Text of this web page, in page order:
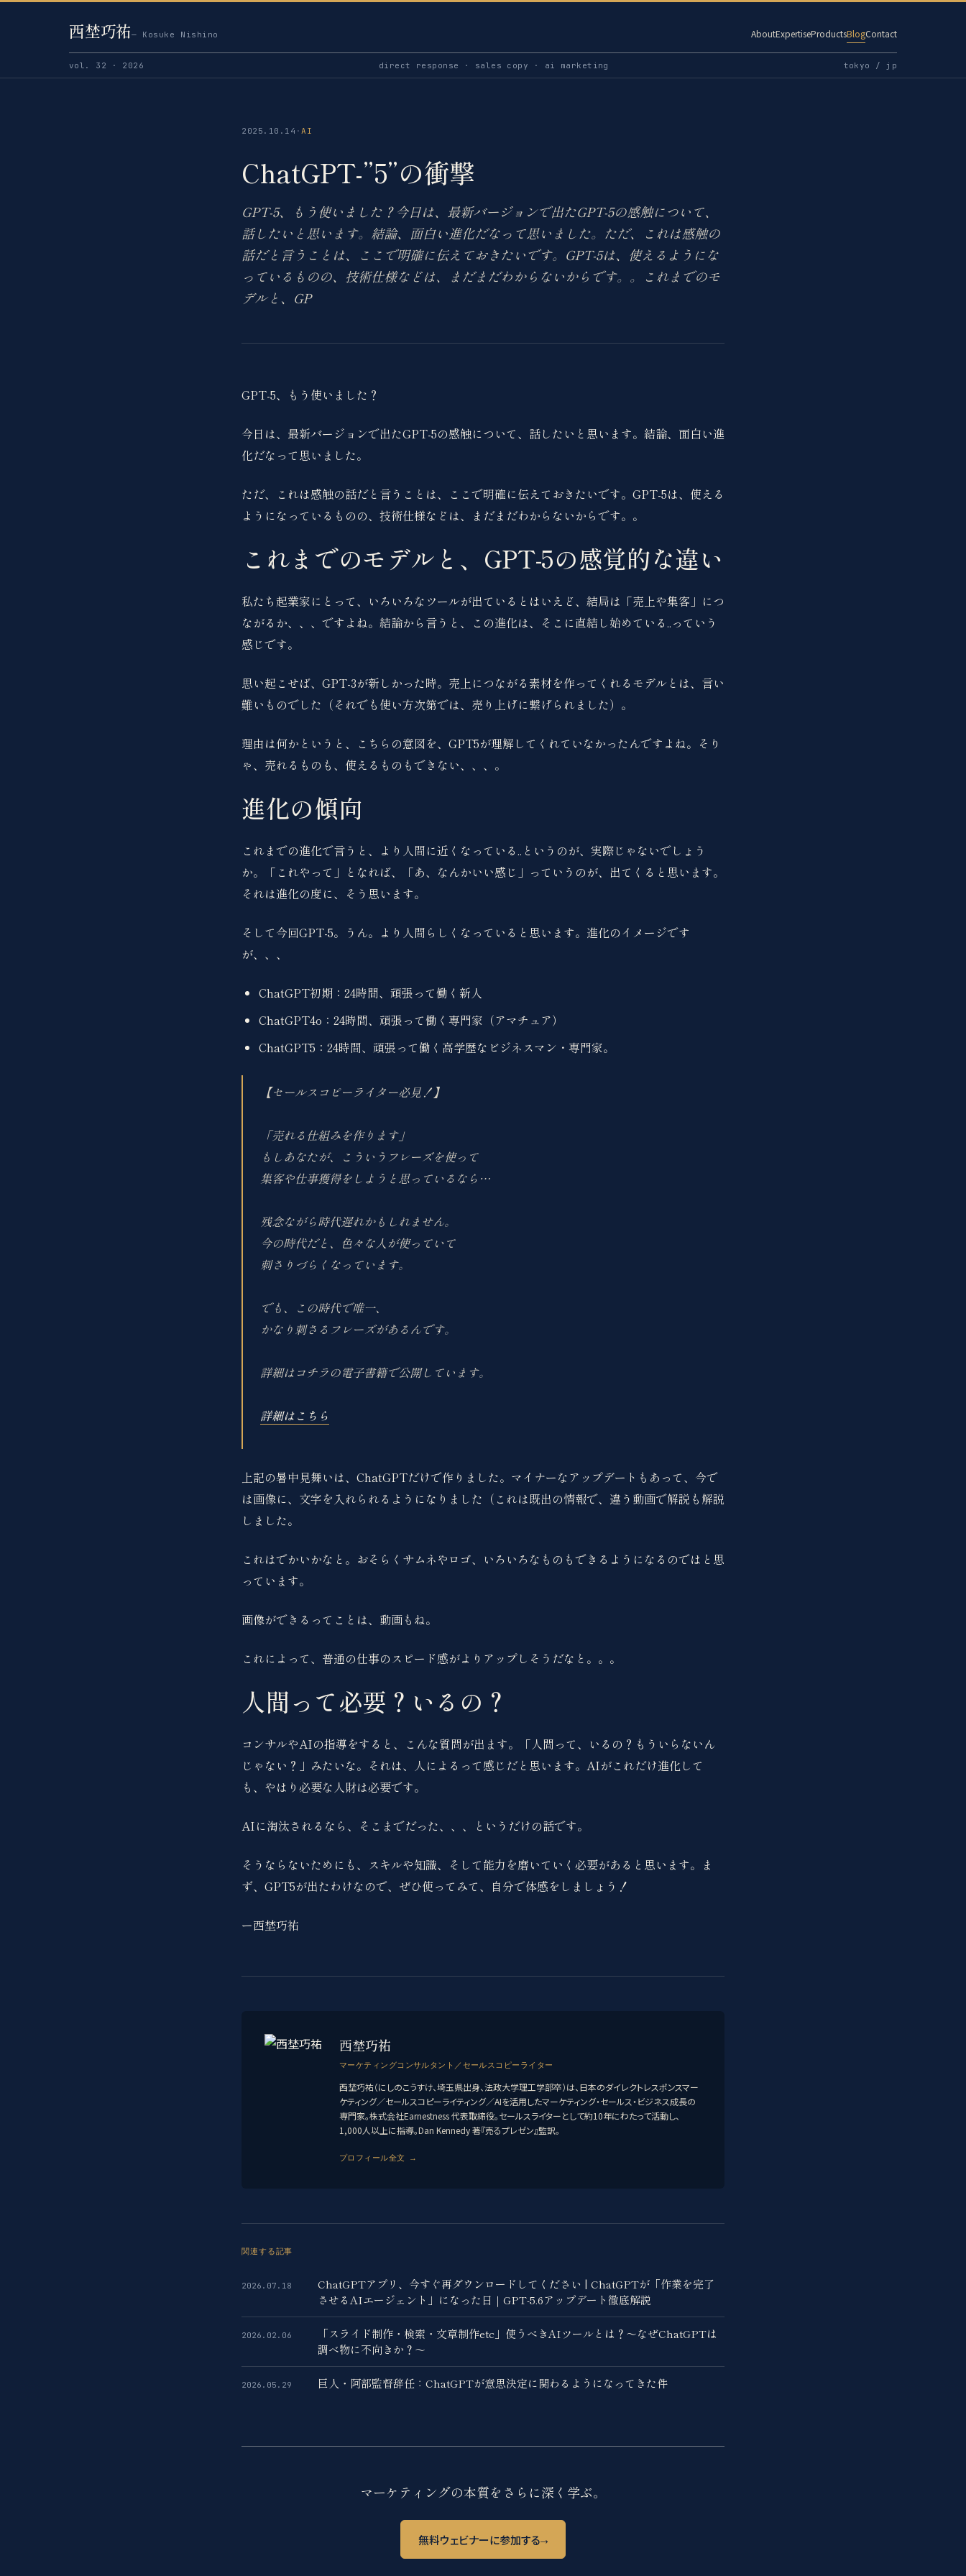
西埜巧祐— Kosuke Nishino AboutExpertiseProductsBlogContact
vol. 32 · 2026 direct response · sales copy · ai marketing tokyo / jp
2025.10.14 ·AI
ChatGPT-”5”の衝撃
GPT-5、もう使いました？今日は、最新バージョンで出たGPT-5の感触について、
話したいと思います。結論、面白い進化だなって思いました。ただ、これは感触の
話だと言うことは、ここで明確に伝えておきたいです。GPT-5は、使えるようにな
っているものの、技術仕様などは、まだまだわからないからです。。これまでのモ
デルと、GP
GPT-5、もう使いました？
今日は、最新バージョンで出たGPT-5の感触について、話したいと思います。結論、面白い進
化だなって思いました。
ただ、これは感触の話だと言うことは、ここで明確に伝えておきたいです。GPT-5は、使える
ようになっているものの、技術仕様などは、まだまだわからないからです。。
これまでのモデルと、GPT-5の感覚的な違い
私たち起業家にとって、いろいろなツールが出ているとはいえど、結局は「売上や集客」につ
ながるか、、、ですよね。結論から言うと、この進化は、そこに直結し始めている..っていう
感じです。
思い起こせば、GPT-3が新しかった時。売上につながる素材を作ってくれるモデルとは、言い
難いものでした（それでも使い方次第では、売り上げに繋げられました）。
理由は何かというと、こちらの意図を、GPT5が理解してくれていなかったんですよね。そり
ゃ、売れるものも、使えるものもできない、、、。
進化の傾向
これまでの進化で言うと、より人間に近くなっている..というのが、実際じゃないでしょう
か。「これやって」となれば、「あ、なんかいい感じ」っていうのが、出てくると思います。
それは進化の度に、そう思います。
そして今回GPT-5。うん。より人間らしくなっていると思います。進化のイメージです
が、、、
ChatGPT初期：24時間、頑張って働く新人
ChatGPT4o：24時間、頑張って働く専門家（アマチュア）
ChatGPT5：24時間、頑張って働く高学歴なビジネスマン・専門家。
【セールスコピーライター必見！】
「売れる仕組みを作ります」
もしあなたが、こういうフレーズを使って
集客や仕事獲得をしようと思っているなら…
残念ながら時代遅れかもしれません。
今の時代だと、色々な人が使っていて
刺さりづらくなっています。
でも、この時代で唯一、
かなり刺さるフレーズがあるんです。
詳細はコチラの電子書籍で公開しています。
詳細はこちら
上記の暑中見舞いは、ChatGPTだけで作りました。マイナーなアップデートもあって、今で
は画像に、文字を入れられるようになりました（これは既出の情報で、違う動画で解説も解説
しました。
これはでかいかなと。おそらくサムネやロゴ、いろいろなものもできるようになるのではと思
っています。
画像ができるってことは、動画もね。
これによって、普通の仕事のスピード感がよりアップしそうだなと。。。
人間って必要？いるの？
コンサルやAIの指導をすると、こんな質問が出ます。「人間って、いるの？もういらないん
じゃない？」みたいな。それは、人によるって感じだと思います。AIがこれだけ進化して
も、やはり必要な人財は必要です。
AIに淘汰されるなら、そこまでだった、、、というだけの話です。
そうならないためにも、スキルや知識、そして能力を磨いていく必要があると思います。ま
ず、GPT5が出たわけなので、ぜひ使ってみて、自分で体感をしましょう！
ー西埜巧祐
西埜巧祐
マーケティングコンサルタント／セールスコピーライター
西埜巧祐（にしのこうすけ、埼玉県出身、法政大学理工学部卒）は、日本のダイレクトレスポンスマー
ケティング／セールスコピーライティング／AIを活用したマーケティング・セールス・ビジネス成長の
専門家。株式会社Earnestness 代表取締役。セールスライターとして約10年にわたって活動し、
1,000人以上に指導。Dan Kennedy 著『売るプレゼン』監訳。
プロフィール全文 →
関連する記事
2026.07.18
ChatGPTアプリ、今すぐ再ダウンロードしてください | ChatGPTが「作業を完了
させるAIエージェント」になった日｜GPT-5.6アップデート徹底解説
2026.02.06
「スライド制作・検索・文章制作etc」使うべきAIツールとは？〜なぜChatGPTは
調べ物に不向きか？〜
2026.05.29 巨人・阿部監督辞任：ChatGPTが意思決定に関わるようになってきた件
マーケティングの本質をさらに深く学ぶ。
無料ウェビナーに参加する→